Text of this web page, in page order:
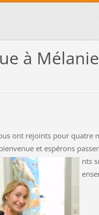
à
ont rejoints pour quatre
et espérons
nts